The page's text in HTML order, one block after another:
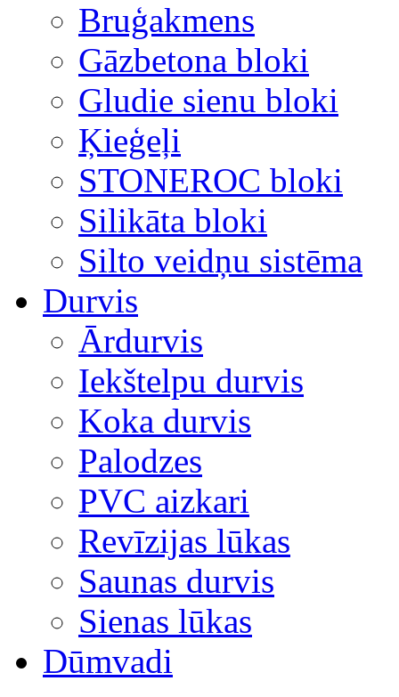
Bruģakmens
Gāzbetona bloki
Gludie sienu bloki
Ķieģeļi
STONEROC bloki
Silikāta bloki
Silto veidņu sistēma
Durvis
Ārdurvis
Iekštelpu durvis
Koka durvis
Palodzes
PVC aizkari
Revīzijas lūkas
Saunas durvis
Sienas lūkas
Dūmvadi